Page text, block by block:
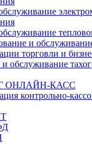
и
торговли и
и обслуживание
ОНЛАЙН-КАСС
контрольно-